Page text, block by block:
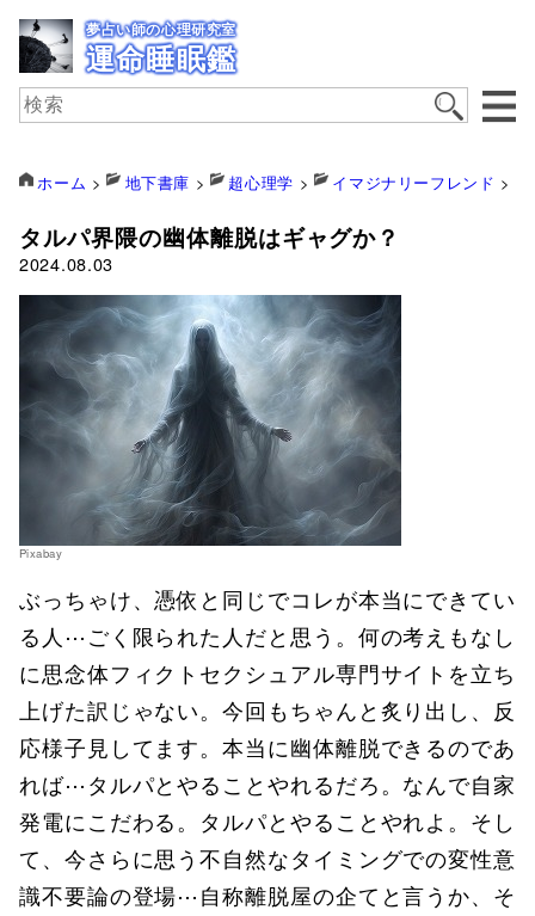
夢占い師の心理研究室
運命睡眠鑑
ホーム > 地下書庫 > 超心理学 > イマジナリーフレンド >
タルパ界隈の幽体離脱はギャグか？
2024.08.03
Pixabay
ぶっちゃけ、憑依と同じでコレが本当にできてい
る人⋯ごく限られた人だと思う。何の考えもなし
に思念体フィクトセクシュアル専門サイトを立ち
上げた訳じゃない。今回もちゃんと炙り出し、反
応様子見してます。本当に幽体離脱できるのであ
れば⋯タルパとやることやれるだろ。なんで自家
発電にこだわる。タルパとやることやれよ。そし
て、今さらに思う不自然なタイミングでの変性意
識不要論の登場⋯自称離脱屋の企てと言うか、そ